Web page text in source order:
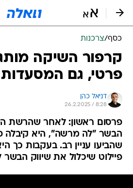
כסף/צרכנות
קרפור השיקה
פרטי, גם המסעדות
דניאל כהן
26.2.2025 / 8:28
פרסום ראשון: לאחר שהרשת
הבשר "לה מרשה", היא קיבלה
שהביעו עניין רב. בעקבות כך
פיילוט שיכלול את שיווק